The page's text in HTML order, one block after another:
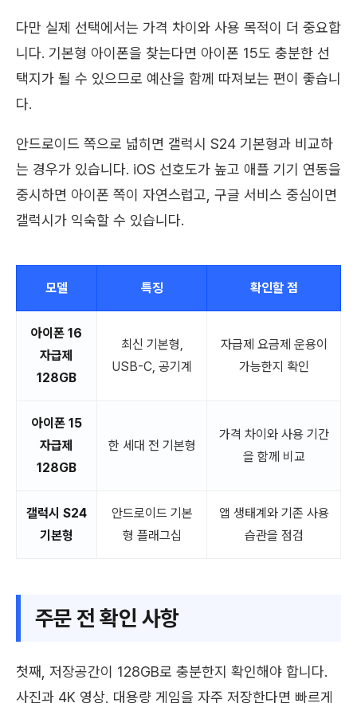
다만 실제 선택에서는 가격 차이와 사용 목적이 더 중요합
니다. 기본형 아이폰을 찾는다면 아이폰 15도 충분한 선
택지가 될 수 있으므로 예산을 함께 따져보는 편이 좋습니
다.
안드로이드 쪽으로 넓히면 갤럭시 S24 기본형과 비교하
는 경우가 있습니다. iOS 선호도가 높고 애플 기기 연동을
중시하면 아이폰 쪽이 자연스럽고, 구글 서비스 중심이면
갤럭시가 익숙할 수 있습니다.
모델 특징 확인할 점
아이폰 16
자급제
128GB
최신 기본형,
USB-C, 공기계
자급제 요금제 운용이
가능한지 확인
아이폰 15
자급제
128GB
한 세대 전 기본형
가격 차이와 사용 기간
을 함께 비교
갤럭시 S24
기본형
안드로이드 기본
형 플래그십
앱 생태계와 기존 사용
습관을 점검
주문 전 확인 사항
첫째, 저장공간이 128GB로 충분한지 확인해야 합니다.
사진과 4K 영상, 대용량 게임을 자주 저장한다면 빠르게